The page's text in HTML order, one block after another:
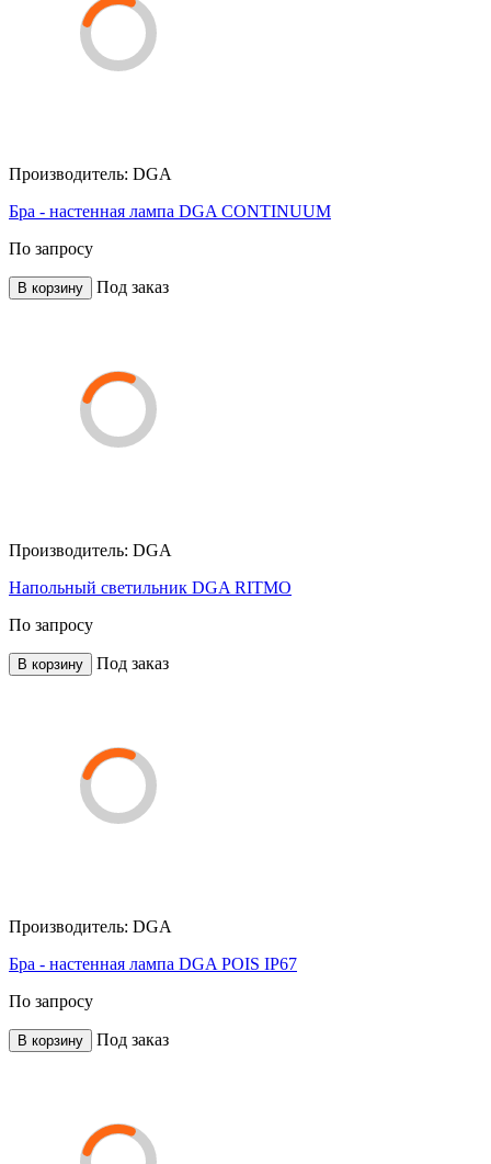
Производитель: DGA
Бра - настенная лампа DGA CONTINUUM
По запросу
В корзину Под заказ
Производитель: DGA
Напольный светильник DGA RITMO
По запросу
В корзину Под заказ
Производитель: DGA
Бра - настенная лампа DGA POIS IP67
По запросу
В корзину Под заказ